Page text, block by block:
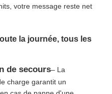
votre message reste net
la journée, tous les
de secours– La
charge garantit un